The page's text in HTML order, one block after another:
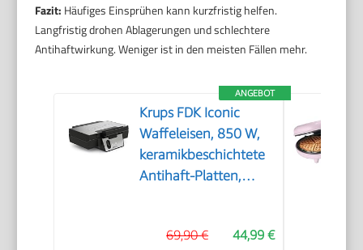
Fazit: Häufiges Einsprühen kann kurzfristig helfen.
Langfristig drohen Ablagerungen und schlechtere
Antihaftwirkung. Weniger ist in den meisten Fällen mehr.
ANGEBOT
Krups FDK Iconic
Waffeleisen, 850 W,
keramikbeschichtete
Antihaft-Platten,
Aufbewahrung,44,99 €
69,90 €